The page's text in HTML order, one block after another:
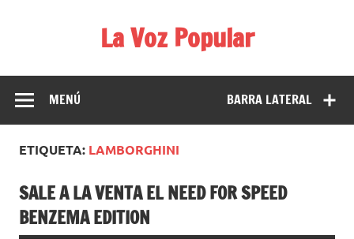
La Voz Popular
para reírse de las verdaderas.
BARRA LATERAL
MENÚ
ETIQUETA: LAMBORGHINI
SALE A LA VENTA EL NEED FOR SPEED
BENZEMA EDITION